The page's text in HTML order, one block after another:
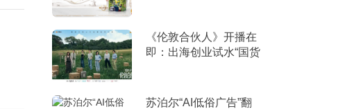
《伦敦合伙人》开播在
即：出海创业试水“国货
苏泊尔“AI低俗广告”翻